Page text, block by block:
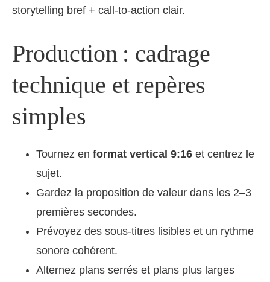
storytelling bref + call-to-action clair.
Production : cadrage
technique et repères
simples
Tournez en format vertical 9:16 et centrez le
sujet.
Gardez la proposition de valeur dans les 2–3
premières secondes.
Prévoyez des sous-titres lisibles et un rythme
sonore cohérent.
Alternez plans serrés et plans plus larges